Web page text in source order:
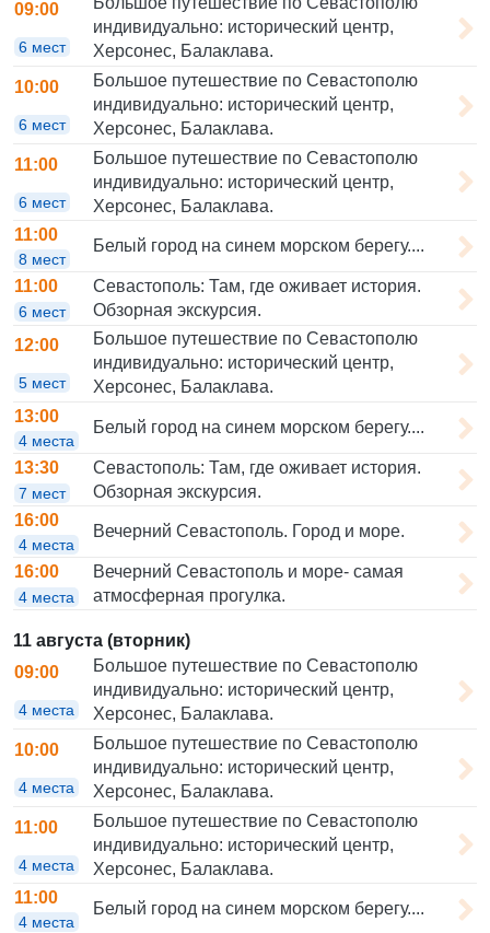
09:00
6 мест
индивидуально: исторический центр,
Херсонес, Балаклава.
10:00
6 мест
Большое путешествие по Севастополю
индивидуально: исторический центр,
Херсонес, Балаклава.
11:00
6 мест
Большое путешествие по Севастополю
индивидуально: исторический центр,
Херсонес, Балаклава.
11:00
8 мест
Белый город на синем морском берегу....
11:00
6 мест
Севастополь: Там, где оживает история.
Обзорная экскурсия.
12:00
5 мест
Большое путешествие по Севастополю
индивидуально: исторический центр,
Херсонес, Балаклава.
13:00
4 места
Белый город на синем морском берегу....
13:30
7 мест
Севастополь: Там, где оживает история.
Обзорная экскурсия.
16:00
4 места
Вечерний Севастополь. Город и море.
16:00
4 места
Вечерний Севастополь и море- самая
атмосферная прогулка.
11 августа (вторник)
09:00
4 места
Большое путешествие по Севастополю
индивидуально: исторический центр,
Херсонес, Балаклава.
10:00
4 места
Большое путешествие по Севастополю
индивидуально: исторический центр,
Херсонес, Балаклава.
11:00
4 места
Большое путешествие по Севастополю
индивидуально: исторический центр,
Херсонес, Балаклава.
11:00
4 места
Белый город на синем морском берегу....